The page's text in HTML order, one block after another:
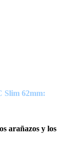
62mm:
arañazos y los